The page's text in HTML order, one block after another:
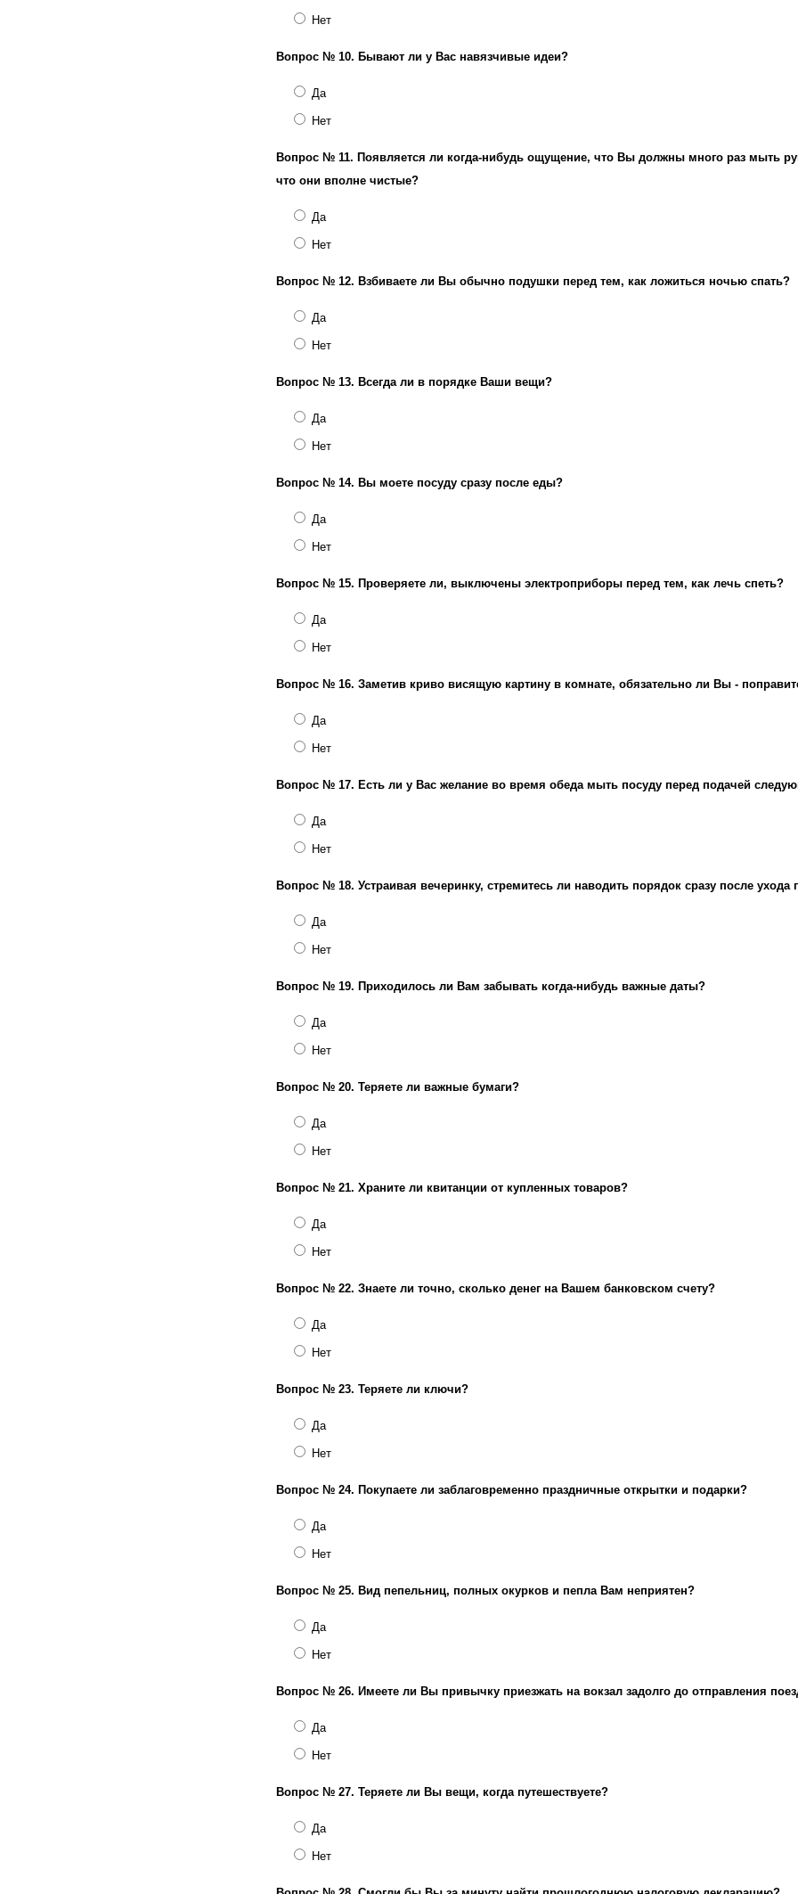
Нет
Вопрос № 10. Бывают ли у Вас навязчивые идеи?
Да
Нет
Вопрос № 11. Появляется ли когда-нибудь ощущение, что Вы должны много раз мыть
что они вполне чистые?
Да
Нет
Вопрос № 12. Взбиваете ли Вы обычно подушки перед тем, как ложиться ночью спать?
Да
Нет
Вопрос № 13. Всегда ли в порядке Ваши вещи?
Да
Нет
Вопрос № 14. Вы моете посуду сразу после еды?
Да
Нет
Вопрос № 15. Проверяете ли, выключены электроприборы перед тем, как лечь спеть?
Да
Нет
Вопрос № 16. Заметив криво висящую картину в комнате, обязательно ли Вы -
Да
Нет
Вопрос № 17. Есть ли у Вас желание во время обеда мыть посуду перед подачей
Да
Нет
Вопрос № 18. Устраивая вечеринку, стремитесь ли наводить порядок сразу после ухода
Да
Нет
Вопрос № 19. Приходилось ли Вам забывать когда-нибудь важные даты?
Да
Нет
Вопрос № 20. Теряете ли важные бумаги?
Да
Нет
Вопрос № 21. Храните ли квитанции от купленных товаров?
Да
Нет
Вопрос № 22. Знаете ли точно, сколько денег на Вашем банковском счету?
Да
Нет
Вопрос № 23. Теряете ли ключи?
Да
Нет
Вопрос № 24. Покупаете ли заблаговременно праздничные открытки и подарки?
Да
Нет
Вопрос № 25. Вид пепельниц, полных окурков и пепла Вам неприятен?
Да
Нет
Вопрос № 26. Имеете ли Вы привычку приезжать на вокзал задолго до отправления
Да
Нет
Вопрос № 27. Теряете ли Вы вещи, когда путешествуете?
Да
Нет